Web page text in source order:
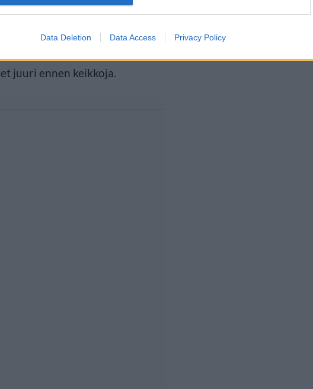
Data Deletion Data Access Privacy Policy
miltä Nellin tulevien
kesän keikoilla. Myös
juuri ennen keikkoja.